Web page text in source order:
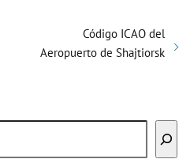
Código ICAO del
Aeropuerto de Shajtiorsk